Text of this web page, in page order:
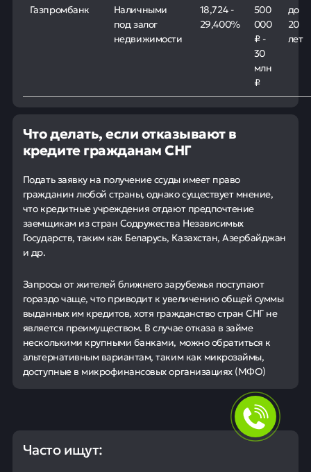
Газпромбанк
Наличными
под залог
недвижимости
18,724 -
29,400%
500
000
₽ -
30
млн
₽
до
20
лет
Что делать, если отказывают в
кредите гражданам СНГ
Подать заявку на получение ссуды имеет право
гражданин любой страны, однако существует мнение,
что кредитные учреждения отдают предпочтение
заемщикам из стран Содружества Независимых
Государств, таким как Беларусь, Казахстан, Азербайджан
и др.
Запросы от жителей ближнего зарубежья поступают
гораздо чаще, что приводит к увеличению общей суммы
выданных им кредитов, хотя гражданство стран СНГ не
является преимуществом. В случае отказа в займе
несколькими крупными банками, можно обратиться к
альтернативным вариантам, таким как микрозаймы,
доступные в микрофинансовых организациях (МФО)
Часто ищут: